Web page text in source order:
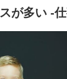
が多い ‐